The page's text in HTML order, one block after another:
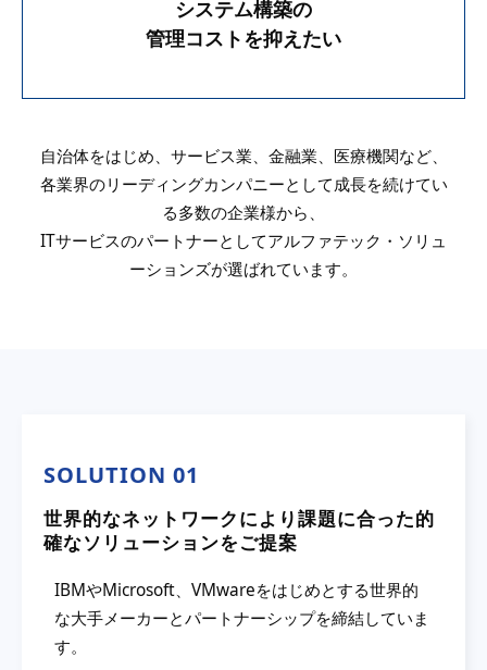
システム構築の
管理コストを抑えたい
自治体をはじめ、サービス業、金融業、医療機関など、
各業界のリーディングカンパニーとして成長を続けてい
る多数の企業様から、
ITサービスのパートナーとしてアルファテック・ソリュ
ーションズが選ばれています。
SOLUTION 01
世界的なネットワークにより課題に合った的
確なソリューションをご提案
IBMやMicrosoft、VMwareをはじめとする世界的
な大手メーカーとパートナーシップを締結していま
す。